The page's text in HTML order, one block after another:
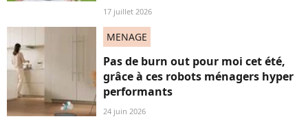
17 juillet 2026
MENAGE
Pas de burn out pour moi cet été,
grâce à ces robots ménagers hyper
performants
24 juin 2026